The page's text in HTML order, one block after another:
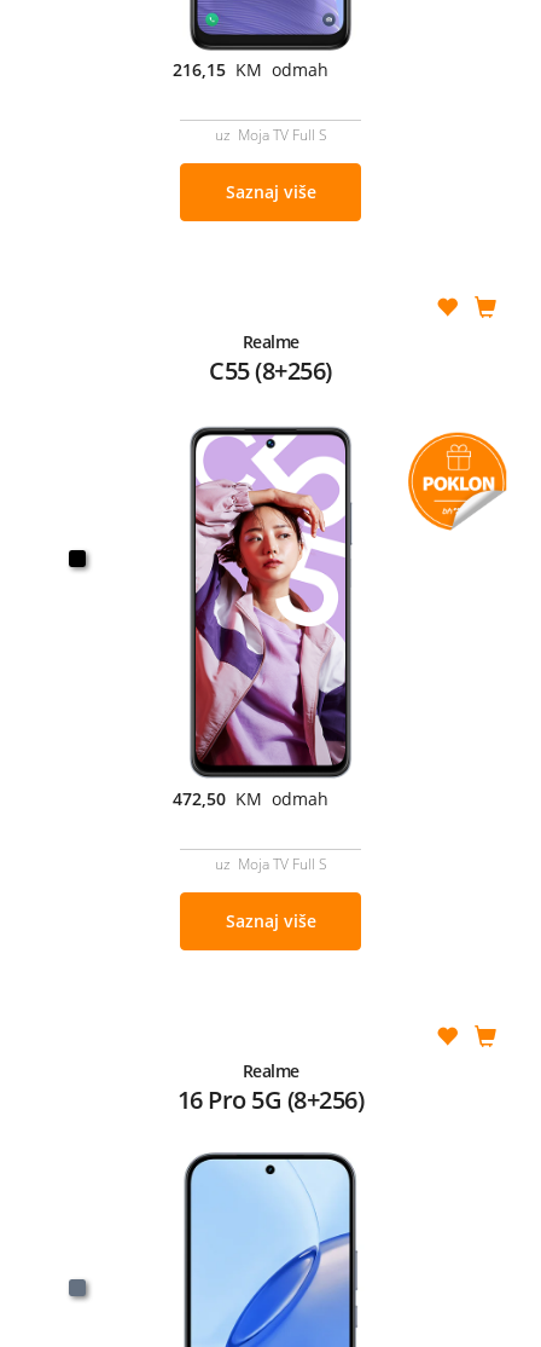
216,15 KM odmah
uz Moja TV Full S
Saznaj više
Realme
C55 (8+256)
472,50 KM odmah
uz Moja TV Full S
Saznaj više
Realme
16 Pro 5G (8+256)